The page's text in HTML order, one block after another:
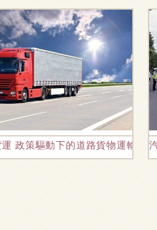
成主要肇事車輛
政策驅動下的道路貨物運輸發